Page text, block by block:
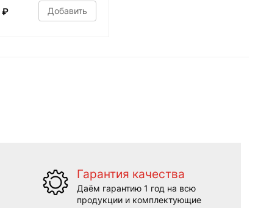
₽ Добавить
Гарантия качества
Даём гарантию 1 год на всю
продукции и комплектующие